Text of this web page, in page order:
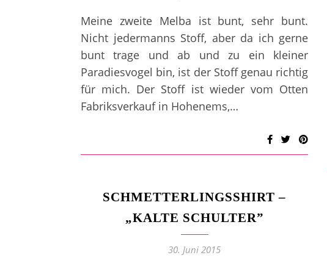
Meine zweite Melba ist bunt, sehr bunt.
Nicht jedermanns Stoff, aber da ich gerne
bunt trage und ab und zu ein kleiner
Paradiesvogel bin, ist der Stoff genau richtig
für mich. Der Stoff ist wieder vom Otten
Fabriksverkauf in Hohenems,…
SCHMETTERLINGSSHIRT –
„KALTE SCHULTER”
30. Juni 2015